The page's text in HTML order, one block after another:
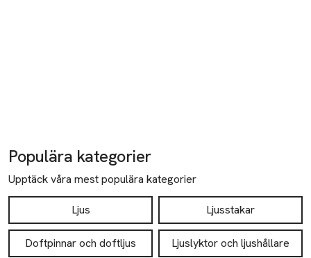
Populära kategorier
Upptäck våra mest populära kategorier
Ljus Ljusstakar
Doftpinnar och doftljus Ljuslyktor och ljushållare